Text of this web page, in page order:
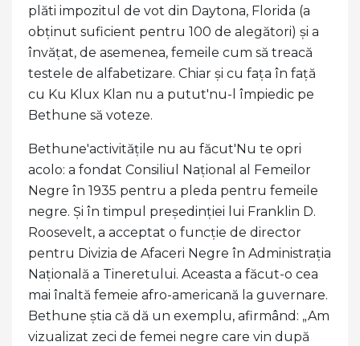
plăti impozitul de vot din Daytona, Florida (a
obținut suficient pentru 100 de alegători) și a
învățat, de asemenea, femeile cum să treacă
testele de alfabetizare. Chiar și cu fața în față
cu Ku Klux Klan nu a putut'nu-l împiedic pe
Bethune să voteze.
Bethune'activitățile nu au făcut'Nu te opri
acolo: a fondat Consiliul Național al Femeilor
Negre în 1935 pentru a pleda pentru femeile
negre. Și în timpul președinției lui Franklin D.
Roosevelt, a acceptat o funcție de director
pentru Divizia de Afaceri Negre în Administrația
Națională a Tineretului. Aceasta a făcut-o cea
mai înaltă femeie afro-americană la guvernare.
Bethune știa că dă un exemplu, afirmând: „Am
vizualizat zeci de femei negre care vin după